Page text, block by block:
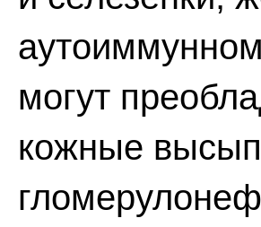
могут
кожные